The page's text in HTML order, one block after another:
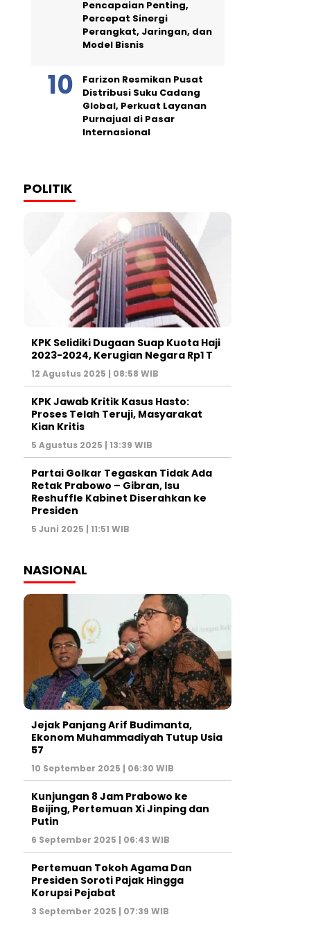
Pencapaian Penting,
Percepat Sinergi
Perangkat, Jaringan, dan
Model Bisnis
Farizon Resmikan Pusat
Distribusi Suku Cadang
Global, Perkuat Layanan
Purnajual di Pasar
Internasional
POLITIK
KPK Selidiki Dugaan Suap Kuota Haji
2023-2024, Kerugian Negara Rp1 T
12 Agustus 2025 | 08:58 WIB
KPK Jawab Kritik Kasus Hasto:
Proses Telah Teruji, Masyarakat
Kian Kritis
5 Agustus 2025 | 13:39 WIB
Partai Golkar Tegaskan Tidak Ada
Retak Prabowo – Gibran, Isu
Reshuffle Kabinet Diserahkan ke
Presiden
5 Juni 2025 | 11:51 WIB
NASIONAL
Jejak Panjang Arif Budimanta,
Ekonom Muhammadiyah Tutup Usia
57
10 September 2025 | 06:30 WIB
Kunjungan 8 Jam Prabowo ke
Beijing, Pertemuan Xi Jinping dan
Putin
6 September 2025 | 06:43 WIB
Pertemuan Tokoh Agama Dan
Presiden Soroti Pajak Hingga
Korupsi Pejabat
3 September 2025 | 07:39 WIB